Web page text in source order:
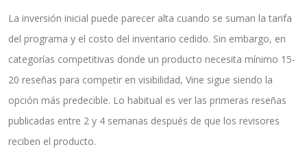
La inversión inicial puede parecer alta cuando se suman la tarifa
del programa y el costo del inventario cedido. Sin embargo, en
categorías competitivas donde un producto necesita mínimo 15-
20 reseñas para competir en visibilidad, Vine sigue siendo la
opción más predecible. Lo habitual es ver las primeras reseñas
publicadas entre 2 y 4 semanas después de que los revisores
reciben el producto.